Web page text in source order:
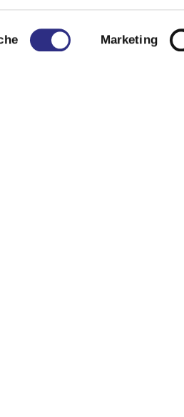
Marketing
PUB